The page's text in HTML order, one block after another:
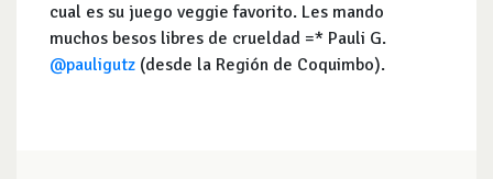
cual es su juego veggie favorito. Les mando
muchos besos libres de crueldad =* Pauli G.
@pauligutz (desde la Región de Coquimbo).